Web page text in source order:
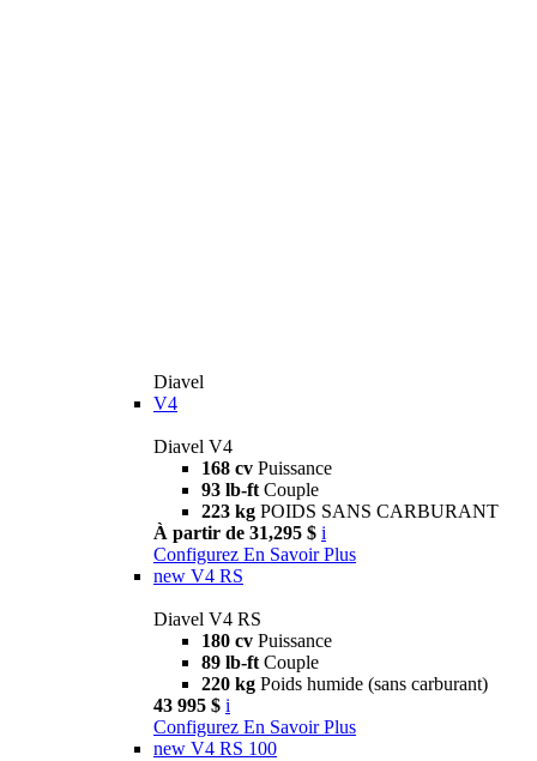
Diavel
V4
Diavel V4
168 cv Puissance
93 lb-ft Couple
223 kg POIDS SANS CARBURANT
À partir de 31,295 $ i
Configurez En Savoir Plus
new V4 RS
Diavel V4 RS
180 cv Puissance
89 lb-ft Couple
220 kg Poids humide (sans carburant)
43 995 $ i
Configurez En Savoir Plus
new V4 RS 100